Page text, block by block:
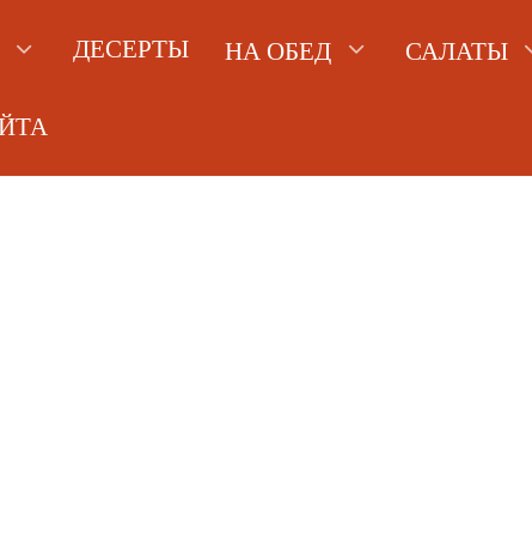
ДЕСЕРТЫ НА ОБЕД САЛАТЫ